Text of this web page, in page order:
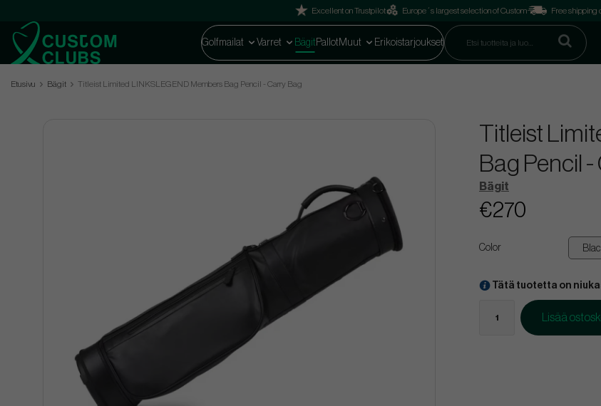
Excellent on Trustpilot Europe´s largest selection of Custom Free shipping
Golfmailat Varret Bägit Pallot Muut Erikoistarjoukset
Etusivu Bägit Titleist Limited LINKSLEGEND Members Bag Pencil - Carry Bag
Titleist
Bag Pencil
Bägit
€270
Color
Tätä tuotetta on
Lisää